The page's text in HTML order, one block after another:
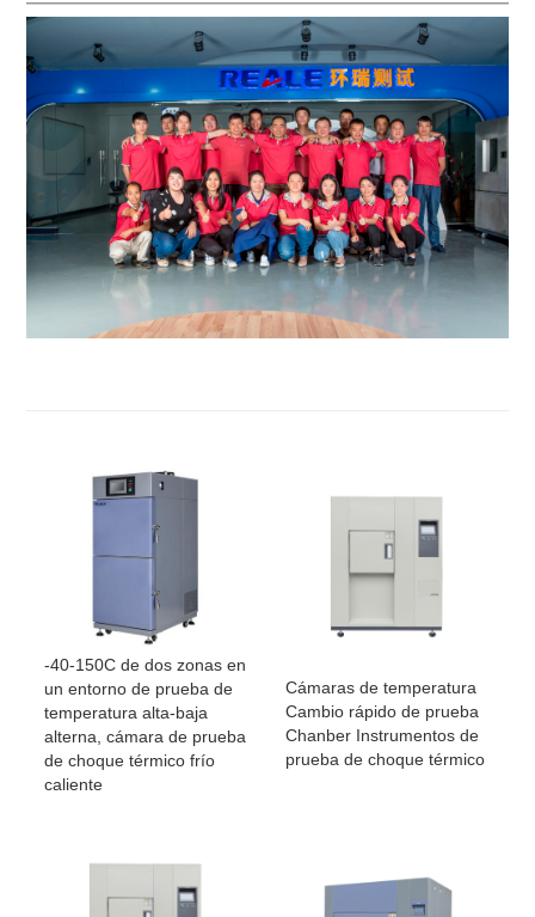
-40-150C de dos zonas en
un entorno de prueba de
temperatura alta-baja
alterna, cámara de prueba
de choque térmico frío
caliente
Cámaras de temperatura
Cambio rápido de prueba
Chanber Instrumentos de
prueba de choque térmico